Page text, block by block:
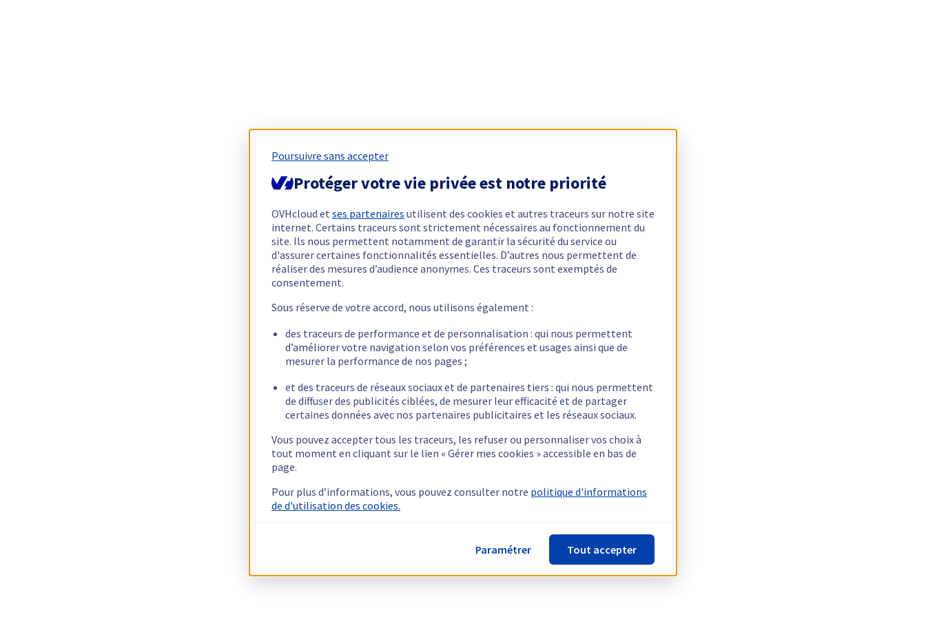
Poursuivre sans accepter
Protéger votre vie privée est notre priorité
OVHcloud et ses partenaires utilisent des cookies et autres traceurs sur notre site
internet. Certains traceurs sont strictement nécessaires au fonctionnement du
site. Ils nous permettent notamment de garantir la sécurité du service ou
d'assurer certaines fonctionnalités essentielles. D’autres nous permettent de
réaliser des mesures d’audience anonymes. Ces traceurs sont exemptés de
consentement.
Sous réserve de votre accord, nous utilisons également :
des traceurs de performance et de personnalisation : qui nous permettent
d’améliorer votre navigation selon vos préférences et usages ainsi que de
mesurer la performance de nos pages ;
et des traceurs de réseaux sociaux et de partenaires tiers : qui nous permettent
de diffuser des publicités ciblées, de mesurer leur efficacité et de partager
certaines données avec nos partenaires publicitaires et les réseaux sociaux.
Vous pouvez accepter tous les traceurs, les refuser ou personnaliser vos choix à
tout moment en cliquant sur le lien « Gérer mes cookies » accessible en bas de
page.
Pour plus d’informations, vous pouvez consulter notre politique d'informations
de d'utilisation des cookies.
Paramétrer Tout accepter